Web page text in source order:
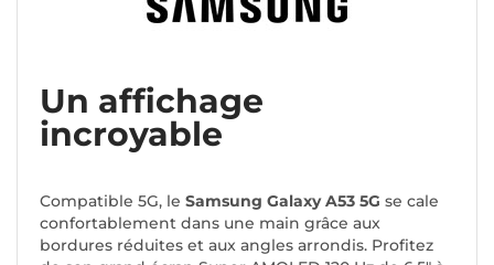
Un affichage
incroyable
Compatible 5G, le Samsung Galaxy A53 5G se cale
confortablement dans une main grâce aux
bordures réduites et aux angles arrondis. Profitez